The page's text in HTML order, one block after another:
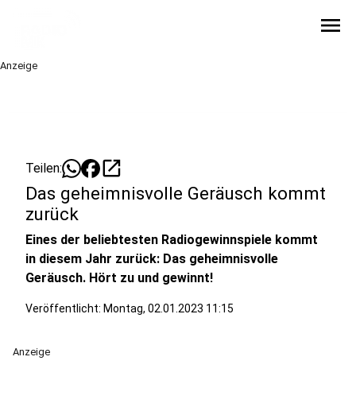
menu
Anzeige
Teilen: open_in_new
Das geheimnisvolle Geräusch kommt
zurück
Eines der beliebtesten Radiogewinnspiele kommt
in diesem Jahr zurück: Das geheimnisvolle
Geräusch. Hört zu und gewinnt!
Veröffentlicht: Montag, 02.01.2023 11:15
Anzeige